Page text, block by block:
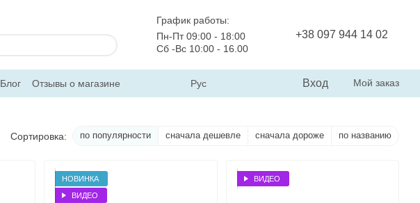
График работы:
Пн-Пт 09:00 - 18:00
Сб -Вс 10:00 - 16.00
+38 097 944 14 02
Блог
Отзывы о магазине
Рус Вход Мой заказ
Сортировка: по популярности сначала дешевле сначала дороже по названию
НОВИНКА
ВИДЕО
ВИДЕО